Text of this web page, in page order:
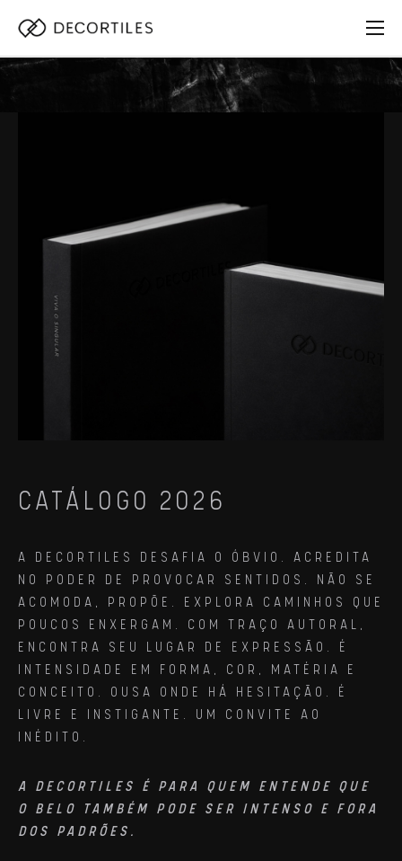
CATÁLOGO 2026
A DECORTILES DESAFIA O ÓBVIO. ACREDITA
NO PODER DE PROVOCAR SENTIDOS. NÃO SE
ACOMODA, PROPÕE. EXPLORA CAMINHOS QUE
POUCOS ENXERGAM. COM TRAÇO AUTORAL,
ENCONTRA SEU LUGAR DE EXPRESSÃO. É
INTENSIDADE EM FORMA, COR, MATÉRIA E
CONCEITO. OUSA ONDE HÁ HESITAÇÃO. É
LIVRE E INSTIGANTE. UM CONVITE AO
INÉDITO.
A DECORTILES É PARA QUEM ENTENDE QUE
O BELO TAMBÉM PODE SER INTENSO E FORA
DOS PADRÕES.